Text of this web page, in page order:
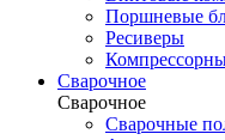
Поршневые
Ресиверы
Сварочное
Сварочное
Сварочные